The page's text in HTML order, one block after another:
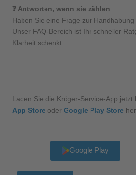
❓ Antworten, wenn sie zählen
Haben Sie eine Frage zur Handhabung
Unser FAQ-Bereich ist Ihr schneller
Klarheit schenkt.
Laden Sie die Kröger-Service-App jetzt
App Store oder Google Play Store
Google Play